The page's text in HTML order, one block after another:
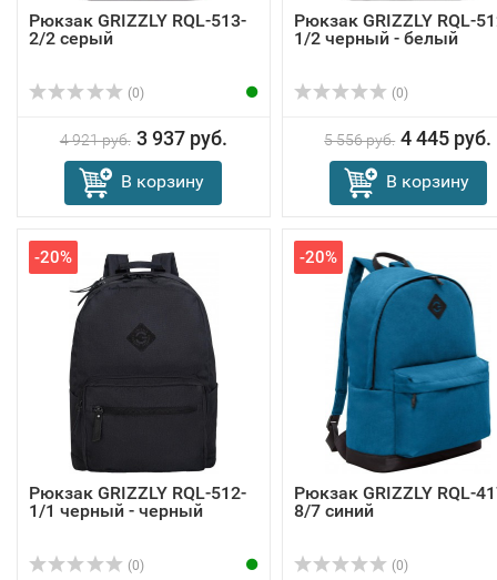
Рюкзак GRIZZLY RQL-513-
2/2 серый
(0)
4 921 руб. 3 937 руб.
В корзину
Рюкзак GRIZZLY RQL-
1/2 черный - белый
(0)
5 556 руб. 4 445 руб.
В корзину
-20%
Рюкзак GRIZZLY RQL-512-
1/1 черный - черный
(0)
-20%
Рюкзак GRIZZLY RQL-
8/7 синий
(0)